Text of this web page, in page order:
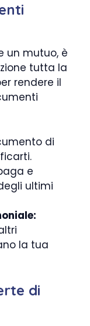
un mutuo, è
tutta la
rendere il
di
e
ultimi
la tua
di